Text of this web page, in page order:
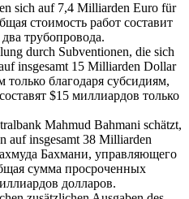
sich auf 7,4 Milliarden Euro für
стоимость работ составит
трубопровода.
durch Subventionen, die sich
insgesamt 15 Milliarden Dollar
благодаря субсидиям,
составят $15 миллиардов только
Mahmud Bahmani schätzt,
auf insgesamt 38 Milliarden
Бахмани, управляющего
сумма просроченных
долларов.